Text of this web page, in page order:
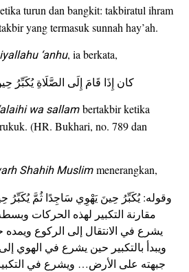
turun dan bangkit: takbiratul ihram
yang termasuk sunnah hay’ah.
‘anhu, ia berkata,
ِكان إِذَا قَامَ إِلَى الصَّلَاةِ يُكَبِّرُ
wa sallambertakbir ketika
(HR. Bukhari, no. 789 dan
Shahih Muslimmenerangkan,
مقارنة التكبير لهذه الحركات
يشرع في الانتقال إلى الركوع
ويبدأ بالتكبير حين يشرع في الهوي
جبهته على الأرض… ويشرع في